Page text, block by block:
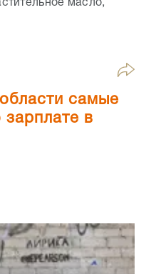
масло,
самые
в